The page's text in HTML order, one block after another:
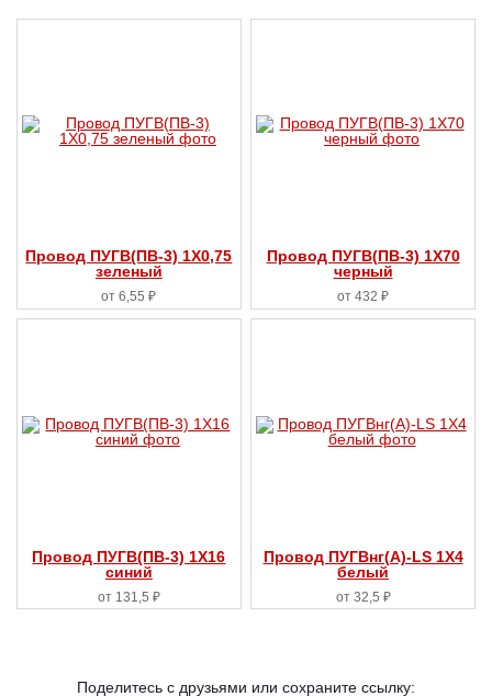
Провод ПУГВ(ПВ-3) 1X0,75
зеленый
от 6,55 ₽
Провод ПУГВ(ПВ-3) 1X70
черный
от 432 ₽
Провод ПУГВ(ПВ-3) 1X16
синий
от 131,5 ₽
Провод ПУГВнг(А)-LS 1X4
белый
от 32,5 ₽
Поделитесь с друзьями или сохраните ссылку: